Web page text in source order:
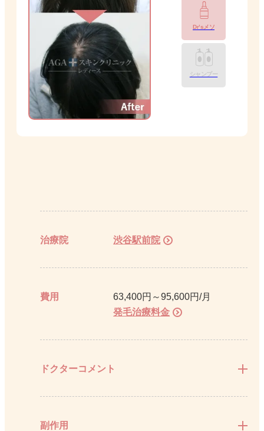
Dr’sメソ
シャンプー
治療院 渋谷駅前院
費用
63,400円～95,600円/月
発毛治療料金
ドクターコメント
副作用